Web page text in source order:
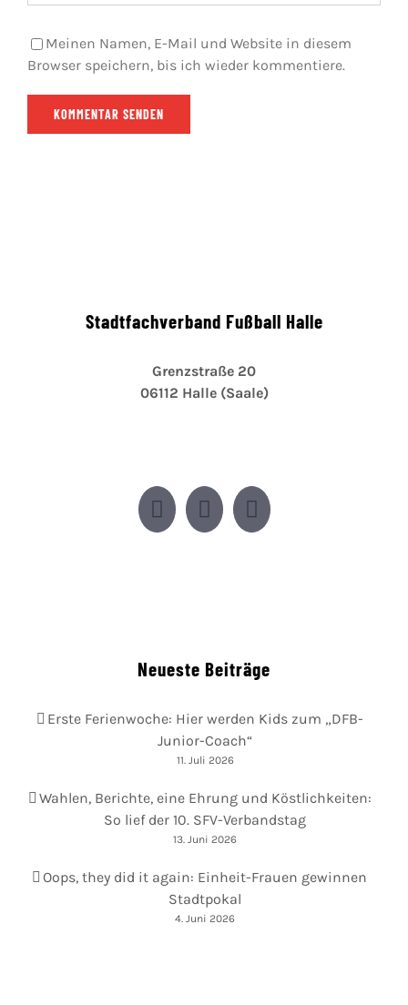
Meinen Namen, E-Mail und Website in diesem
Browser speichern, bis ich wieder kommentiere.
Stadtfachverband Fußball Halle
Grenzstraße 20
06112 Halle (Saale)
Neueste Beiträge
Erste Ferienwoche: Hier werden Kids zum „DFB-
Junior-Coach“
11. Juli 2026
Wahlen, Berichte, eine Ehrung und Köstlichkeiten:
So lief der 10. SFV-Verbandstag
13. Juni 2026
Oops, they did it again: Einheit-Frauen gewinnen
Stadtpokal
4. Juni 2026